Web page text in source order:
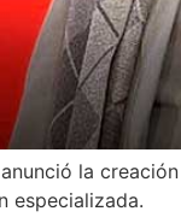
la
especializada.